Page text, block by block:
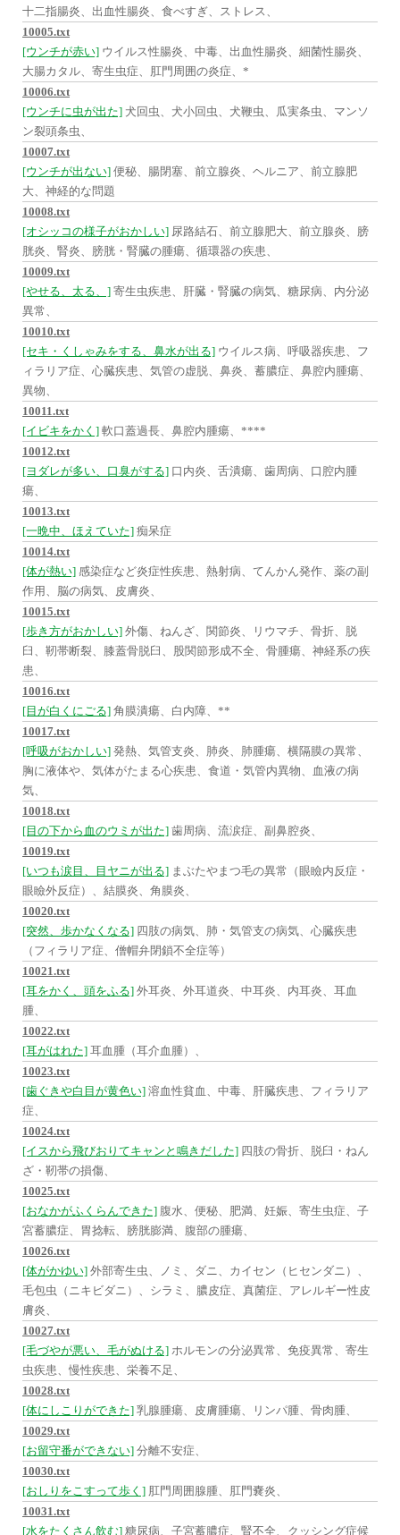
十二指腸炎、出血性腸炎、食べすぎ、ストレス、
10005.txt
[ウンチが赤い] ウイルス性腸炎、中毒、出血性腸炎、細菌性腸炎、
大腸カタル、寄生虫症、肛門周囲の炎症、*
10006.txt
[ウンチに虫が出た] 犬回虫、犬小回虫、犬鞭虫、瓜実条虫、マンソ
ン裂頭条虫、
10007.txt
[ウンチが出ない] 便秘、腸閉塞、前立腺炎、ヘルニア、前立腺肥
大、神経的な問題
10008.txt
[オシッコの様子がおかしい] 尿路結石、前立腺肥大、前立腺炎、膀
胱炎、腎炎、膀胱・腎臓の腫瘍、循環器の疾患、
10009.txt
[やせる、太る、] 寄生虫疾患、肝臓・腎臓の病気、糖尿病、内分泌
異常、
10010.txt
[セキ・くしゃみをする、鼻水が出る] ウイルス病、呼吸器疾患、フ
ィラリア症、心臓疾患、気管の虚脱、鼻炎、蓄膿症、鼻腔内腫瘍、
異物、
10011.txt
[イビキをかく] 軟口蓋過長、鼻腔内腫瘍、****
10012.txt
[ヨダレが多い、口臭がする] 口内炎、舌潰瘍、歯周病、口腔内腫
瘍、
10013.txt
[一晩中、ほえていた] 痴呆症
10014.txt
[体が熱い] 感染症など炎症性疾患、熱射病、てんかん発作、薬の副
作用、脳の病気、皮膚炎、
10015.txt
[歩き方がおかしい] 外傷、ねんざ、関節炎、リウマチ、骨折、脱
臼、靭帯断裂、膝蓋骨脱臼、股関節形成不全、骨腫瘍、神経系の疾
患、
10016.txt
[目が白くにごる] 角膜潰瘍、白内障、**
10017.txt
[呼吸がおかしい] 発熱、気管支炎、肺炎、肺腫瘍、横隔膜の異常、
胸に液体や、気体がたまる心疾患、食道・気管内異物、血液の病
気、
10018.txt
[目の下から血のウミが出た] 歯周病、流涙症、副鼻腔炎、
10019.txt
[いつも涙目、目ヤニが出る] まぶたやまつ毛の異常（眼瞼内反症・
眼瞼外反症）、結膜炎、角膜炎、
10020.txt
[突然、歩かなくなる] 四肢の病気、肺・気管支の病気、心臓疾患
（フィラリア症、僧帽弁閉鎖不全症等）
10021.txt
[耳をかく、頭をふる] 外耳炎、外耳道炎、中耳炎、内耳炎、耳血
腫、
10022.txt
[耳がはれた] 耳血腫（耳介血腫）、
10023.txt
[歯ぐきや白目が黄色い] 溶血性貧血、中毒、肝臓疾患、フィラリア
症、
10024.txt
[イスから飛びおりてキャンと鳴きだした] 四肢の骨折、脱臼・ねん
ざ・靭帯の損傷、
10025.txt
[おなかがふくらんできた] 腹水、便秘、肥満、妊娠、寄生虫症、子
宮蓄膿症、胃捻転、膀胱膨満、腹部の腫瘍、
10026.txt
[体がかゆい] 外部寄生虫、ノミ、ダニ、カイセン（ヒセンダニ）、
毛包虫（ニキビダニ）、シラミ、膿皮症、真菌症、アレルギー性皮
膚炎、
10027.txt
[毛づやが悪い、毛がぬける] ホルモンの分泌異常、免疫異常、寄生
虫疾患、慢性疾患、栄養不足、
10028.txt
[体にしこりができた] 乳腺腫瘍、皮膚腫瘍、リンパ腫、骨肉腫、
10029.txt
[お留守番ができない] 分離不安症、
10030.txt
[おしりをこすって歩く] 肛門周囲腺腫、肛門嚢炎、
10031.txt
[水をたくさん飲む] 糖尿病、子宮蓄膿症、腎不全、クッシング症候